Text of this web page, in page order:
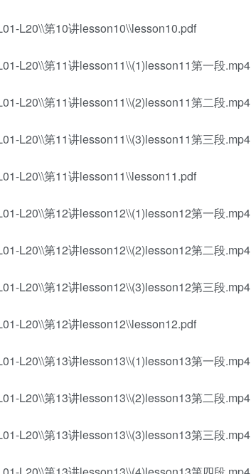
L20\\第10讲lesson10\\lesson10.pdf
L20\\第11讲lesson11\\(1)lesson11第一段.mp4
L20\\第11讲lesson11\\(2)lesson11第二段.mp4
L20\\第11讲lesson11\\(3)lesson11第三段.mp4
L20\\第11讲lesson11\\lesson11.pdf
L20\\第12讲lesson12\\(1)lesson12第一段.mp4
L20\\第12讲lesson12\\(2)lesson12第二段.mp4
L20\\第12讲lesson12\\(3)lesson12第三段.mp4
L20\\第12讲lesson12\\lesson12.pdf
L20\\第13讲lesson13\\(1)lesson13第一段.mp4
L20\\第13讲lesson13\\(2)lesson13第二段.mp4
L20\\第13讲lesson13\\(3)lesson13第三段.mp4